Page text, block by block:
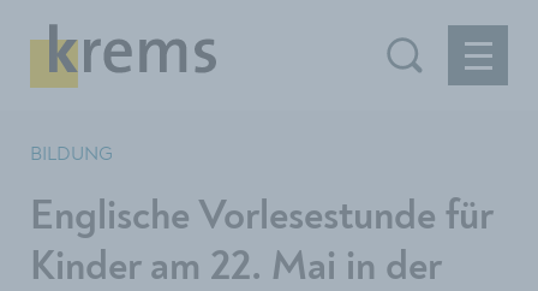
BILDUNG
Englische Vorlesestunde für
Kinder am 22. Mai in der